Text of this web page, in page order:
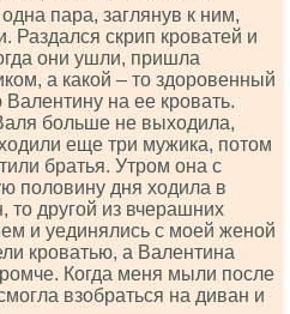
пара, заглянув к ним,
Раздался скрип кроватей и
они ушли, пришла
а какой – то здоровенный
на ее кровать.
больше не выходила,
еще три мужика, потом
братья. Утром она с
половину дня ходила в
то другой из вчерашних
и уединялись с моей женой
кроватью, а Валентина
Когда меня мыли после
взобраться на диван и